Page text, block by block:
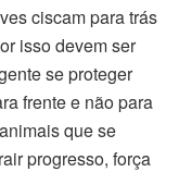
ciscam para trás
isso devem ser
se proteger
frente e não para
que se
progresso, força